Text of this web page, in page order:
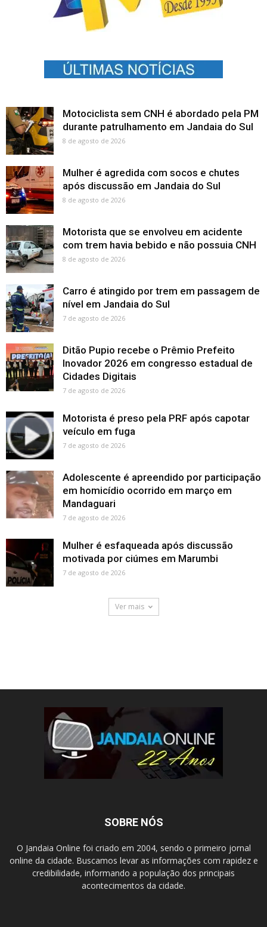
Motociclista sem CNH é abordado pela PM
durante patrulhamento em Jandaia do Sul
8 de agosto de 2026
Mulher é agredida com socos e chutes
após discussão em Jandaia do Sul
8 de agosto de 2026
Motorista que se envolveu em acidente
com trem havia bebido e não possuia CNH
8 de agosto de 2026
Carro é atingido por trem em passagem de
nível em Jandaia do Sul
7 de agosto de 2026
Ditão Pupio recebe o Prêmio Prefeito
Inovador 2026 em congresso estadual de
Cidades Digitais
7 de agosto de 2026
Motorista é preso pela PRF após capotar
veículo em fuga
7 de agosto de 2026
Adolescente é apreendido por participação
em homicídio ocorrido em março em
Mandaguari
7 de agosto de 2026
Mulher é esfaqueada após discussão
motivada por ciúmes em Marumbi
7 de agosto de 2026
Ver mais
SOBRE NÓS
O Jandaia Online foi criado em 2004, sendo o primeiro jornal
online da cidade. Buscamos levar as informações com rapidez e
credibilidade, informando a população dos principais
acontecimentos da cidade.